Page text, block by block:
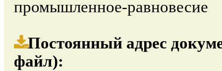
промышленное-равновесие
Постоянный адрес
файл):